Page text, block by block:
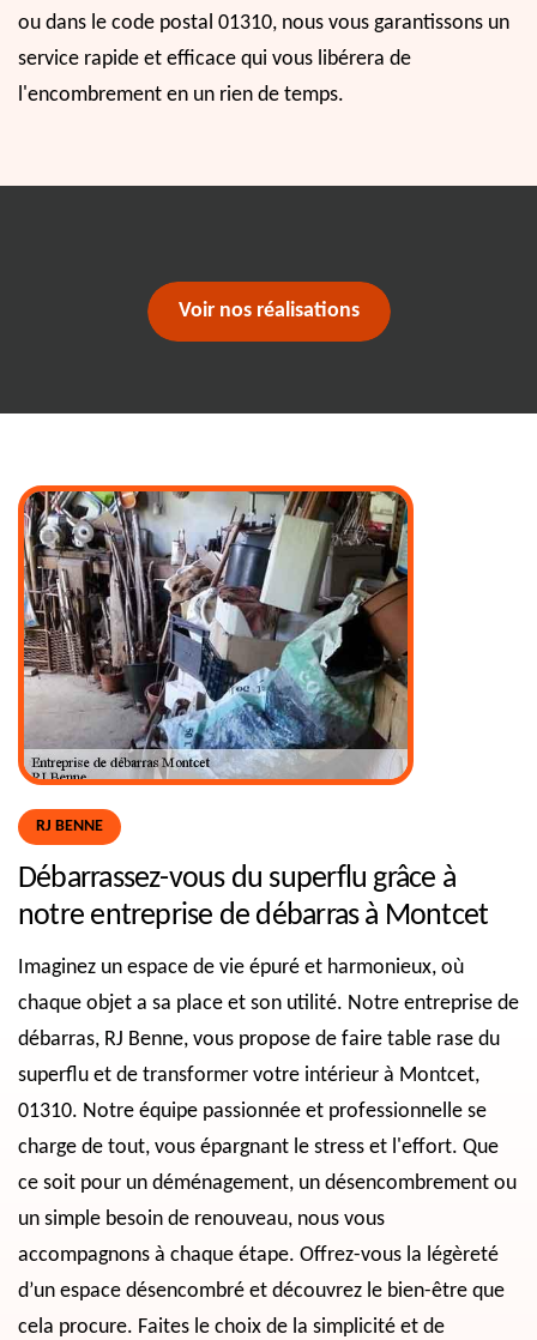
ou dans le code postal 01310, nous vous garantissons un
service rapide et efficace qui vous libérera de
l'encombrement en un rien de temps.
Voir nos réalisations
RJ BENNE
Débarrassez-vous du superflu grâce à
notre entreprise de débarras à Montcet
Imaginez un espace de vie épuré et harmonieux, où
chaque objet a sa place et son utilité. Notre entreprise de
débarras, RJ Benne, vous propose de faire table rase du
superflu et de transformer votre intérieur à Montcet,
01310. Notre équipe passionnée et professionnelle se
charge de tout, vous épargnant le stress et l'effort. Que
ce soit pour un déménagement, un désencombrement ou
un simple besoin de renouveau, nous vous
accompagnons à chaque étape. Offrez-vous la légèreté
d’un espace désencombré et découvrez le bien-être que
cela procure. Faites le choix de la simplicité et de